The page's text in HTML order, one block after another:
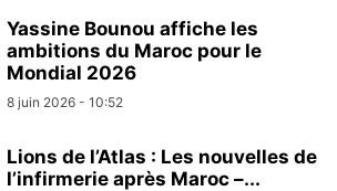
Yassine Bounou affiche les
ambitions du Maroc pour le
Mondial 2026
8 juin 2026 - 10:52
Lions de l’Atlas : Les nouvelles de
l’infirmerie après Maroc –...